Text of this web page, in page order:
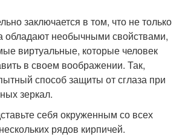
заключается в том, что не только
обладают необычными свойствами,
виртуальные, которые человек
в своем воображении. Так,
способ защиты от сглаза при
зеркал.
себя окруженным со всех
рядов кирпичей.